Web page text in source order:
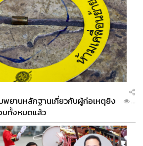
พยานหลักฐานเกี่ยวกับผู้ก่อเหตุยิง
บทั้งหมดแล้ว
...